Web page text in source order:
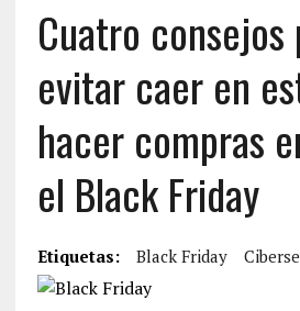
Cuatro consejos
evitar caer en
hacer compras
el Black Friday
Etiquetas: Black Friday